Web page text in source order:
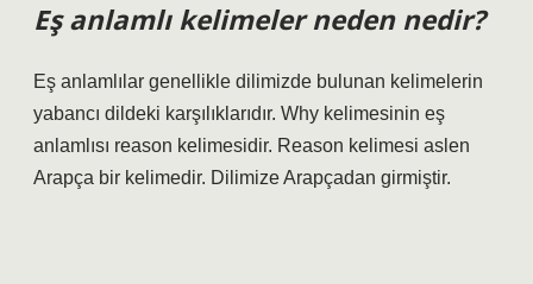
Eş anlamlı kelimeler neden nedir?
Eş anlamlılar genellikle dilimizde bulunan kelimelerin
yabancı dildeki karşılıklarıdır. Why kelimesinin eş
anlamlısı reason kelimesidir. Reason kelimesi aslen
Arapça bir kelimedir. Dilimize Arapçadan girmiştir.